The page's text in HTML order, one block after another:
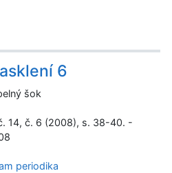
6
šok
14, č. 6 (2008), s. 38-40. -
periodika